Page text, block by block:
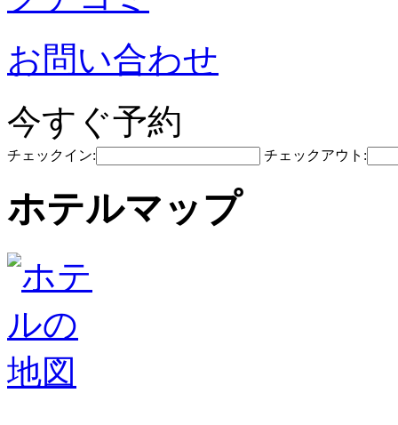
お問い合わせ
今すぐ予約
チェックイン: チェックアウト:
ホテルマップ